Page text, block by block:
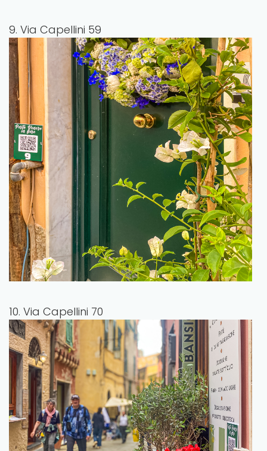
9. Via Capellini 59
10. Via Capellini 70